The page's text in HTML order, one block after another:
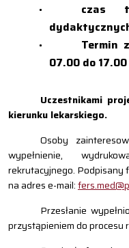
czas
Termin
07.00 do
Uczestnikami
kierunku lekarskiego.
Osoby
wypełnienie,
rekrutacyjnego. Podpisany
na adres e-mail:
Przesłanie
przystąpieniem do procesu